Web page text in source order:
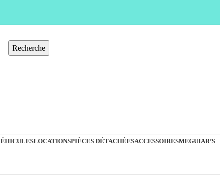
Recherche
LOCATIONSPIÈCES DÉTACHÉESACCESSOIRESMEGUIAR’S